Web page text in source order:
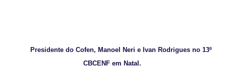
Presidente do Cofen, Manoel Neri e Ivan Rodrigues no 13º
CBCENF em Natal.